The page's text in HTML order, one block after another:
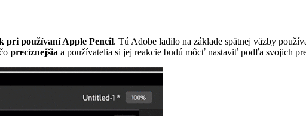
pri používaní Apple Pencil. Tú Adobe ladilo na základe spätnej väzby
precíznejšia a používatelia si jej reakcie budú môcť nastaviť podľa svojich